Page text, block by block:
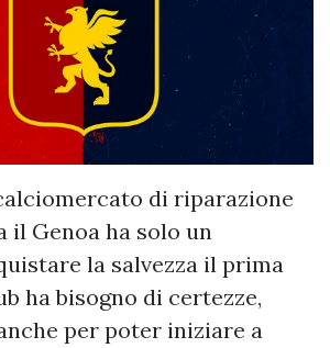
di riparazione
il Genoa ha solo un
la salvezza il prima
ha bisogno di certezze,
per poter iniziare a